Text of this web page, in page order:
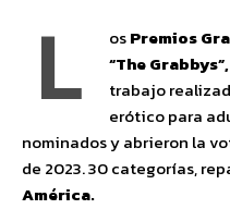
L osPremios
“The Grabbys”,
trabajo
erótico para
nominados y abrieron la
de 2023. 30 categorías,
América.